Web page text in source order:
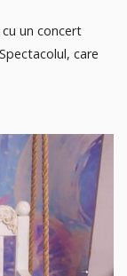
un concert
care